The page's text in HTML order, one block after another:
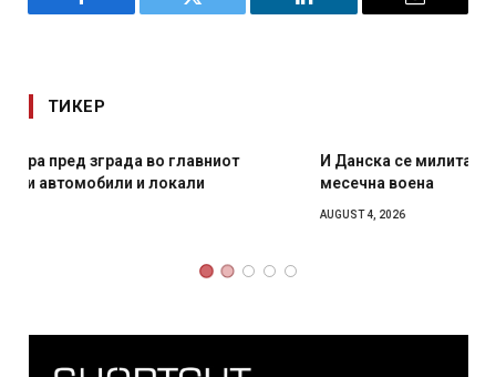
Facebook Twitter LinkedIn Email
ТИКЕР
И Данска се милитарилизира – воведува нова 11-
месечна воена